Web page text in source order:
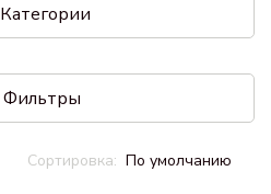
Категории
Фильтры
По умолчанию